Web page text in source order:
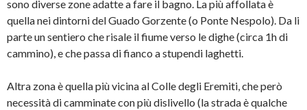
sono diverse zone adatte a fare il bagno. La più affollata è
quella nei dintorni del Guado Gorzente (o Ponte Nespolo). Da li
parte un sentiero che risale il fiume verso le dighe (circa 1h di
cammino), e che passa di fianco a stupendi laghetti.
Altra zona è quella più vicina al Colle degli Eremiti, che però
necessità di camminate con più dislivello (la strada è qualche